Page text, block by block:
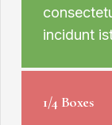
incidunt
1/4 Boxes